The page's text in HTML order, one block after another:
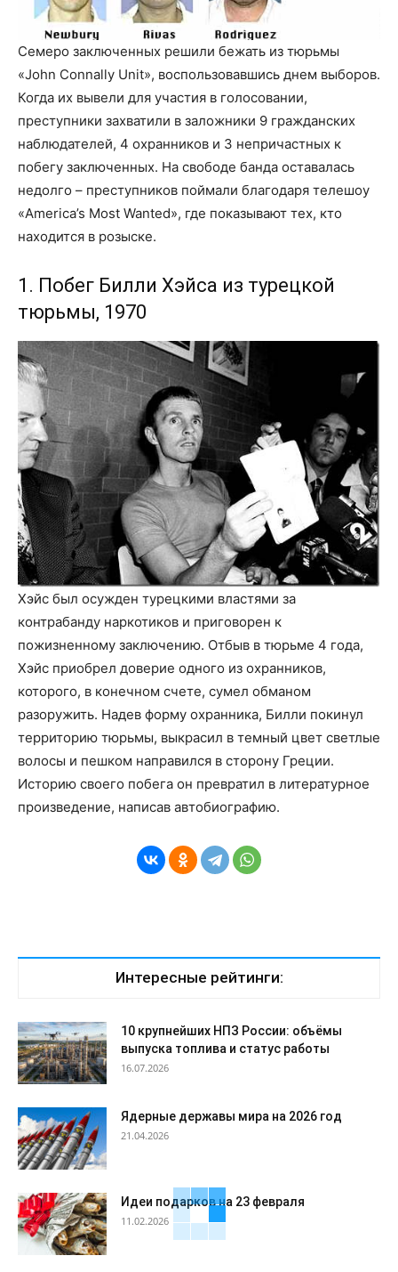
Семеро заключенных решили бежать из тюрьмы
«John Connally Unit», воспользовавшись днем выборов.
Когда их вывели для участия в голосовании,
преступники захватили в заложники 9 гражданских
наблюдателей, 4 охранников и 3 непричастных к
побегу заключенных. На свободе банда оставалась
недолго – преступников поймали благодаря телешоу
«America’s Most Wanted», где показывают тех, кто
находится в розыске.
1. Побег Билли Хэйса из турецкой
тюрьмы, 1970
Хэйс был осужден турецкими властями за
контрабанду наркотиков и приговорен к
пожизненному заключению. Отбыв в тюрьме 4 года,
Хэйс приобрел доверие одного из охранников,
которого, в конечном счете, сумел обманом
разоружить. Надев форму охранника, Билли покинул
территорию тюрьмы, выкрасил в темный цвет светлые
волосы и пешком направился в сторону Греции.
Историю своего побега он превратил в литературное
произведение, написав автобиографию.
Интересные рейтинги:
10 крупнейших НПЗ России: объёмы
выпуска топлива и статус работы
16.07.2026
Ядерные державы мира на 2026 год
21.04.2026
Идеи подарков на 23 февраля
11.02.2026